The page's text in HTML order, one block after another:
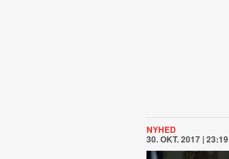
NYHED
30. OKT. 2017 | 23:19